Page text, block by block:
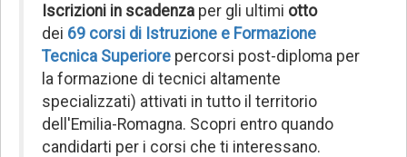
Iscrizioni in scadenza per gli ultimi otto
dei 69 corsi di Istruzione e Formazione
Tecnica Superiore percorsi post-diploma per
la formazione di tecnici altamente
specializzati) attivati in tutto il territorio
dell'Emilia-Romagna. Scopri entro quando
candidarti per i corsi che ti interessano.